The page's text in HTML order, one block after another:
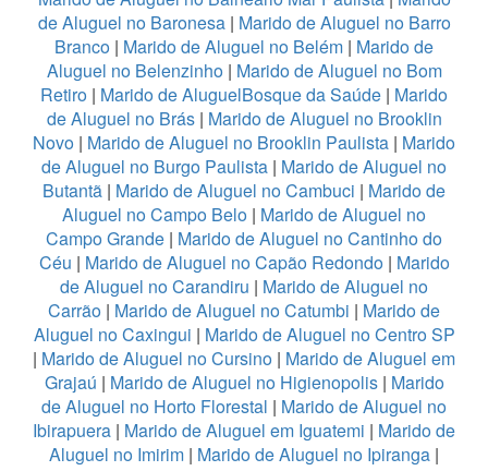
de Aluguel no Baronesa| Marido de Aluguel no Barro
Branco | Marido de Aluguel no Belém | Marido de
Aluguel no Belenzinho| Marido de Aluguel no Bom
Retiro | Marido de AluguelBosque da Saúde | Marido
de Aluguel no Brás| Marido de Aluguel no Brooklin
Novo | Marido de Aluguel no Brooklin Paulista | Marido
de Aluguel no Burgo Paulista | Marido de Aluguel no
Butantã | Marido de Aluguel no Cambuci | Marido de
Aluguel no Campo Belo | Marido de Aluguel no
Campo Grande | Marido de Aluguel no Cantinho do
Céu | Marido de Aluguel no Capão Redondo| Marido
de Aluguel no Carandiru | Marido de Aluguel no
Carrão | Marido de Aluguel no Catumbi | Marido de
Aluguel no Caxingui | Marido de Aluguel no Centro SP
| Marido de Aluguel no Cursino | Marido de Aluguel em
Grajaú | Marido de Aluguel no Higienopolis| Marido
de Aluguel no Horto Florestal | Marido de Aluguel no
Ibirapuera | Marido de Aluguel em Iguatemi | Marido de
Aluguel no Imirim | Marido de Aluguel no Ipiranga |